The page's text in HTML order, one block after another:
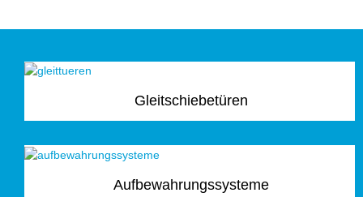
Gleitschiebetüren
Aufbewahrungssysteme